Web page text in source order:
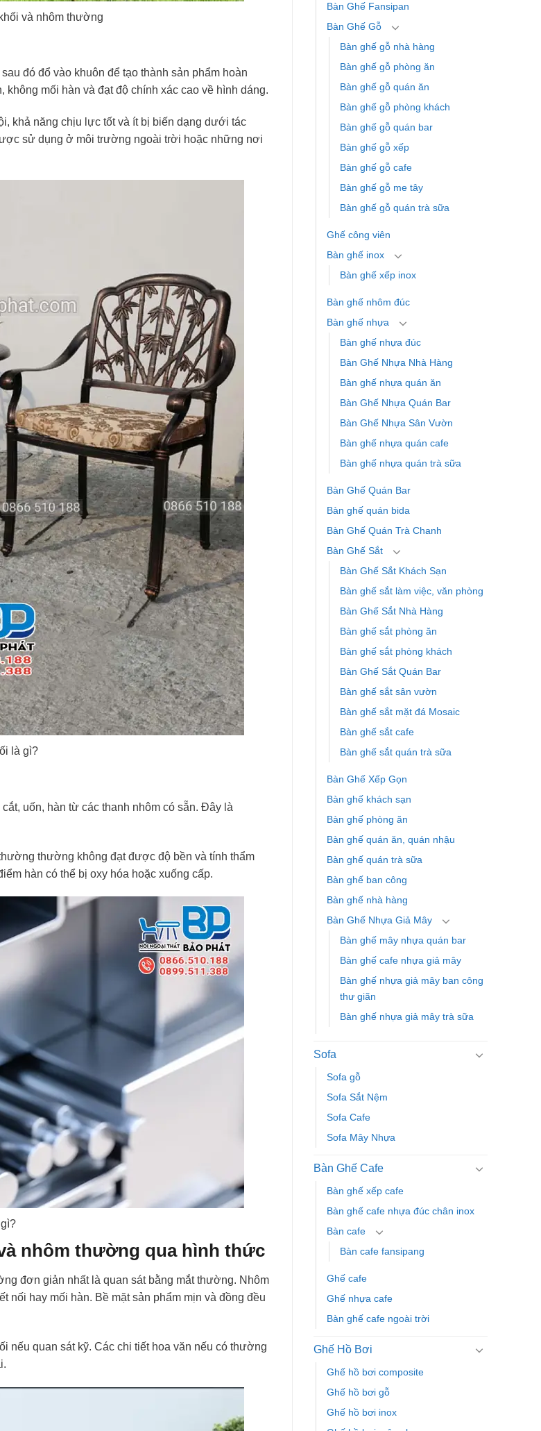
và nhôm thường
đó đổ vào khuôn để tạo thành sản phẩm hoàn
mối hàn và đạt độ chính xác cao về hình dáng.
khả năng chịu lực tốt và ít bị biến dạng dưới tác
sử dụng ở môi trường ngoài trời hoặc những nơi
là gì?
uốn, hàn từ các thanh nhôm có sẵn. Đây là
thường không đạt được độ bền và tính thẩm
hàn có thể bị oxy hóa hoặc xuống cấp.
nhôm thường qua hình thức
đơn giản nhất là quan sát bằng mắt thường. Nhôm
nối hay mối hàn. Bề mặt sản phẩm mịn và đồng đều
nếu quan sát kỹ. Các chi tiết hoa văn nếu có thường
Bàn Ghế Fansipan
Bàn Ghế Gỗ
Bàn ghế gỗ nhà hàng
Bàn ghế gỗ phòng ăn
Bàn ghế gỗ quán ăn
Bàn ghế gỗ phòng khách
Bàn ghế gỗ quán bar
Bàn ghế gỗ xếp
Bàn ghế gỗ cafe
Bàn ghế gỗ me tây
Bàn ghế gỗ quán trà sữa
Ghế công viên
Bàn ghế inox
Bàn ghế xếp inox
Bàn ghế nhôm đúc
Bàn ghế nhựa
Bàn ghế nhựa đúc
Bàn Ghế Nhựa Nhà Hàng
Bàn ghế nhựa quán ăn
Bàn Ghế Nhựa Quán Bar
Bàn Ghế Nhựa Sân Vườn
Bàn ghế nhựa quán cafe
Bàn ghế nhựa quán trà sữa
Bàn Ghế Quán Bar
Bàn ghế quán bida
Bàn Ghế Quán Trà Chanh
Bàn Ghế Sắt
Bàn Ghế Sắt Khách Sạn
Bàn ghế sắt làm việc, văn phòng
Bàn Ghế Sắt Nhà Hàng
Bàn ghế sắt phòng ăn
Bàn ghế sắt phòng khách
Bàn Ghế Sắt Quán Bar
Bàn ghế sắt sân vườn
Bàn ghế sắt mặt đá Mosaic
Bàn ghế sắt cafe
Bàn ghế sắt quán trà sữa
Bàn Ghế Xếp Gọn
Bàn ghế khách sạn
Bàn ghế phòng ăn
Bàn ghế quán ăn, quán nhậu
Bàn ghế quán trà sữa
Bàn ghế ban công
Bàn ghế nhà hàng
Bàn Ghế Nhựa Giả Mây
Bàn ghế mây nhựa quán bar
Bàn ghế cafe nhựa giả mây
Bàn ghế nhựa giả mây ban công
thư giãn
Bàn ghế nhựa giả mây trà sữa
Sofa
Sofa gỗ
Sofa Sắt Nệm
Sofa Cafe
Sofa Mây Nhựa
Bàn Ghế Cafe
Bàn ghế xếp cafe
Bàn ghế cafe nhựa đúc chân inox
Bàn cafe
Bàn cafe fansipang
Ghế cafe
Ghế nhựa cafe
Bàn ghế cafe ngoài trời
Ghế Hồ Bơi
Ghế hồ bơi composite
Ghế hồ bơi gỗ
Ghế hồ bơi inox